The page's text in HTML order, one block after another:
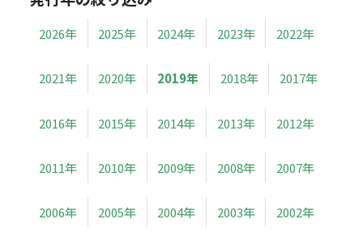
2026年 2025年 2024年 2023年 2022年
2021年 2020年 2019年 2018年 2017年
2016年 2015年 2014年 2013年 2012年
2011年 2010年 2009年 2008年 2007年
2006年 2005年 2004年 2003年 2002年